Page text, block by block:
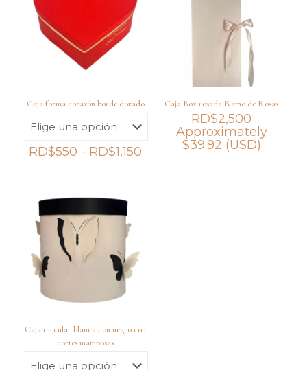
Caja forma corazón borde dorado
RD$550 - RD$1,150
Caja Box rosada Ramo de Rosas
RD$2,500
Approximately
$39.92 (USD)
Caja circular blanca con negro con
cortes mariposas